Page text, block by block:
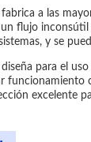
fabrica a las
flujo
y se
diseña para el
funcionamiento
excelente